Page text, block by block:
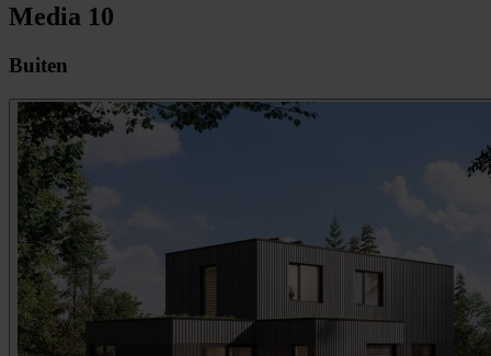
Media 10
Buiten